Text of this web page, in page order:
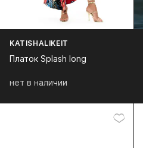
KATISHALIKEIT
Платок Splash long
нет в наличии